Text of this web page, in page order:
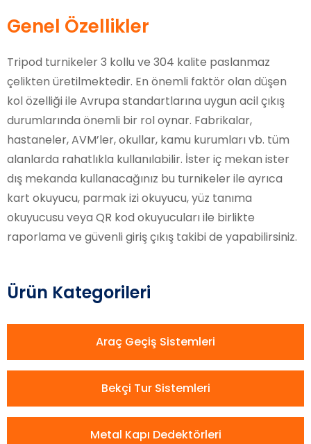
Ürün Kategorileri
Araç Geçiş Sistemleri
Bekçi Tur Sistemleri
Metal Kapı Dedektörleri
Genel Özellikler
Tripod turnikeler 3 kollu ve 304 kalite paslanmaz
çelikten üretilmektedir. En önemli faktör olan düşen
kol özelliği ile Avrupa standartlarına uygun acil çıkış
durumlarında önemli bir rol oynar. Fabrikalar,
hastaneler, AVM’ler, okullar, kamu kurumları vb. tüm
alanlarda rahatlıkla kullanılabilir. İster iç mekan ister
dış mekanda kullanacağınız bu turnikeler ile ayrıca
kart okuyucu, parmak izi okuyucu, yüz tanıma
okuyucusu veya QR kod okuyucuları ile birlikte
raporlama ve güvenli giriş çıkış takibi de yapabilirsiniz.